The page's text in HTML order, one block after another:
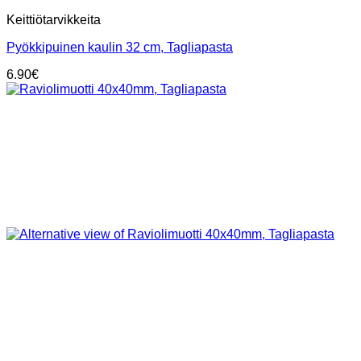
Keittiötarvikkeita
Pyökkipuinen kaulin 32 cm, Tagliapasta
6.90€